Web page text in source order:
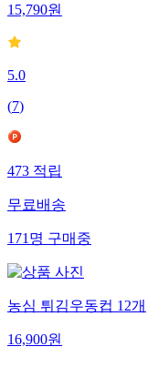
15,790원
5.0
(7)
473적립
무료배송
171명구매중
농심 튀김우동컵 12개
16,900원